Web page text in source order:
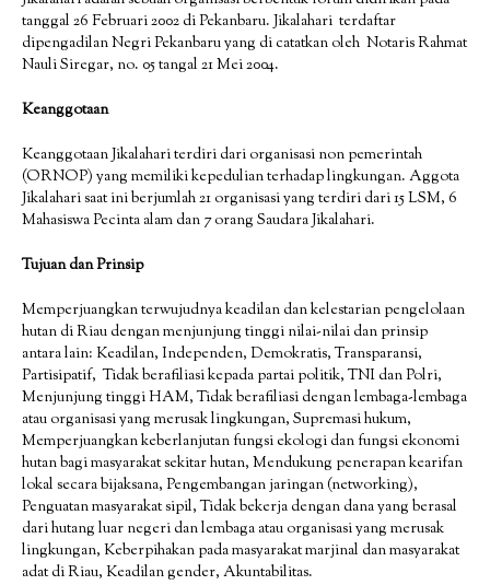
tanggal 26 Februari 2002 di Pekanbaru. Jikalahari terdaftar
dipengadilan Negri Pekanbaru yang di catatkan oleh Notaris Rahmat
Nauli Siregar, no. 05 tangal 21 Mei 2004.
Keanggotaan
Keanggotaan Jikalahari terdiri dari organisasi non pemerintah
(ORNOP) yang memiliki kepedulian terhadap lingkungan. Aggota
Jikalahari saat ini berjumlah 21 organisasi yang terdiri dari 15 LSM, 6
Mahasiswa Pecinta alam dan 7 orang Saudara Jikalahari.
Tujuan dan Prinsip
Memperjuangkan terwujudnya keadilan dan kelestarian pengelolaan
hutan di Riau dengan menjunjung tinggi nilai-nilai dan prinsip
antara lain: Keadilan, Independen, Demokratis, Transparansi,
Partisipatif, Tidak berafiliasi kepada partai politik, TNI dan Polri,
Menjunjung tinggi HAM, Tidak berafiliasi dengan lembaga-lembaga
atau organisasi yang merusak lingkungan, Supremasi hukum,
Memperjuangkan keberlanjutan fungsi ekologi dan fungsi ekonomi
hutan bagi masyarakat sekitar hutan, Mendukung penerapan kearifan
lokal secara bijaksana, Pengembangan jaringan (networking),
Penguatan masyarakat sipil, Tidak bekerja dengan dana yang berasal
dari hutang luar negeri dan lembaga atau organisasi yang merusak
lingkungan, Keberpihakan pada masyarakat marjinal dan masyarakat
adat di Riau, Keadilan gender, Akuntabilitas.